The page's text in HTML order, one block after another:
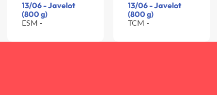
13/06 - Javelot
(800 g)
ESM -
13/06 - Javelot
(800 g)
TCM -